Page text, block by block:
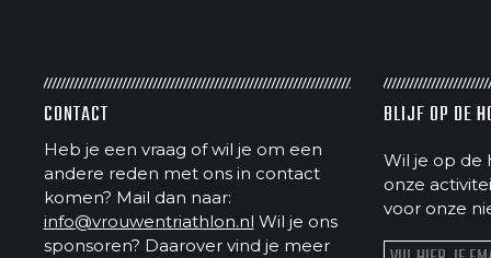
CONTACT
Heb je een vraag of wil je om een
andere reden met ons in contact
komen? Mail dan naar:
info@vrouwentriathlon.nl Wil je ons
sponsoren? Daarover vind je meer
BLIJF OP DE
Wil je op de
onze
voor onze